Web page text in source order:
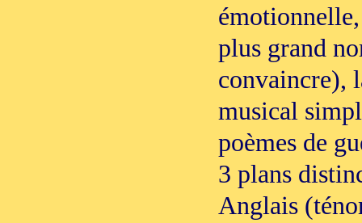
plus grand
convaincre),
musical
poèmes de
3 plans
Anglais